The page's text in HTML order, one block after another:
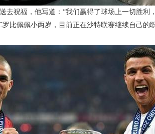
去祝福，他写道：“我们赢得了球场上一切胜
罗比佩佩小两岁，目前正在沙特联赛继续自己